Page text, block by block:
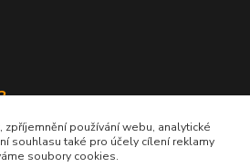
zpříjemnění používání webu, analytické
souhlasu také pro účely cílení reklamy
soubory cookies.